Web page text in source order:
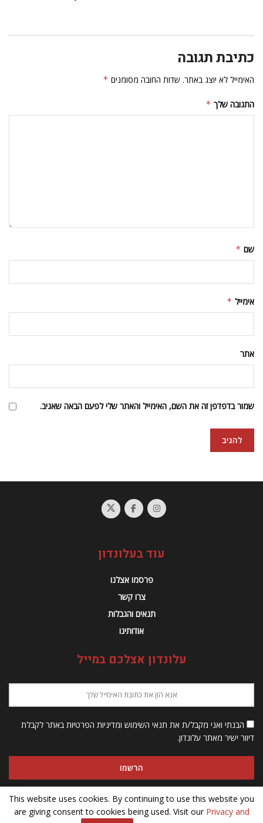
כתיבת תגובה
האימייל לא יוצג באתר. שדות החובה מסומנים *
התגובה שלך *
שם *
אימייל *
אתר
שמור בדפדפן זה את השם, האימייל והאתר שלי לפעם הבאה שאגיב.
עוד בעלונדון
פרסמו אצלנו
צרו קשר
תנאים והגבלות
אודותינו
עלונדון אצלכם במייל
הבנתי ואני מקבל/ת את תנאי השימוש ומדיניות הפרטיות באתר לקבלת
דיוור ישיר מאתר עלונדון.
This website uses cookies. By continuing to use this website you
are giving consent to cookies being used. Visit our Privacy and